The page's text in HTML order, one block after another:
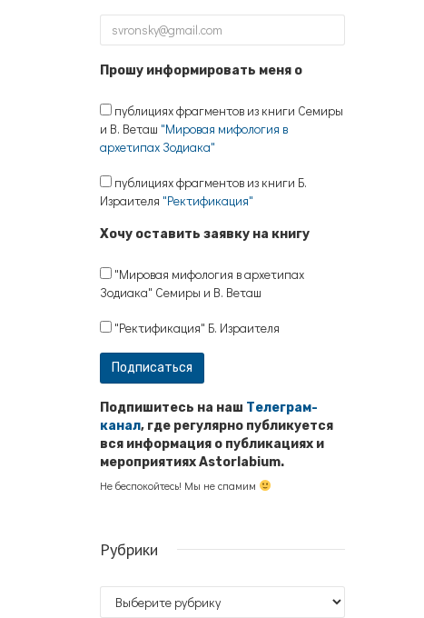
Прошу информировать меня о
публициях фрагментов из книги Семиры
и В. Веташ "Мировая мифология в
архетипах Зодиака"
публициях фрагментов из книги Б.
Израителя "Ректификация"
Хочу оставить заявку на книгу
"Мировая мифология в архетипах
Зодиака" Семиры и В. Веташ
"Ректификация" Б. Израителя
Подпишитесь на наш Телеграм-
канал, где регулярно публикуется
вся информация о публикациях и
мероприятиях Astorlabium.
Не беспокойтесь! Мы не спамим
Рубрики
Рубрики